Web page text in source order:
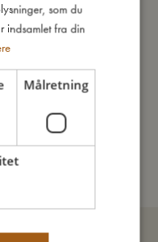
som du
indsamlet fra din
Målretning